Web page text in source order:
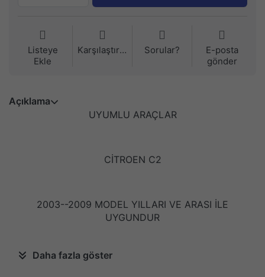
Listeye
Ekle
Karşılaştırma Sorular?
E-posta
gönder
Açıklama
UYUMLU ARAÇLAR
CİTROEN C2
2003--2009 MODEL YILLARI VE ARASI İLE
UYGUNDUR
Daha fazla göster